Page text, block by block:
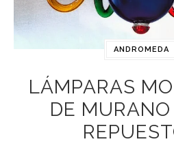
ANDROMEDA
LÁMPARAS
DE